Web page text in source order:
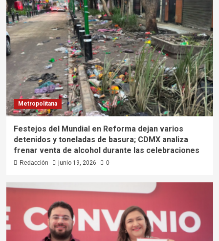
Metropolitana
Festejos del Mundial en Reforma dejan varios
detenidos y toneladas de basura; CDMX analiza
frenar venta de alcohol durante las celebraciones
Redacción junio 19, 2026 0